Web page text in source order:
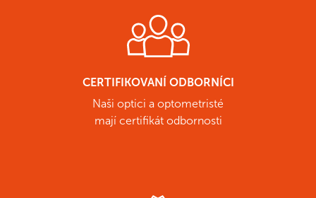
CERTIFIKOVANÍ ODBORNÍCI
Naši optici a optometristé
mají certifikát odbornosti